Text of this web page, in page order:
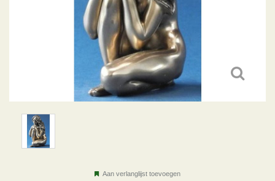
Aan verlanglijst toevoegen